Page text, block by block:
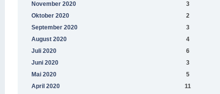
November 2020
3
Oktober 2020
2
September 2020
3
August 2020
4
Juli 2020
6
Juni 2020
3
Mai 2020
5
April 2020
11